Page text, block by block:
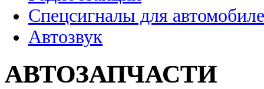
Спецсигналы для
Автозвук
АВТОЗАПЧАСТИ